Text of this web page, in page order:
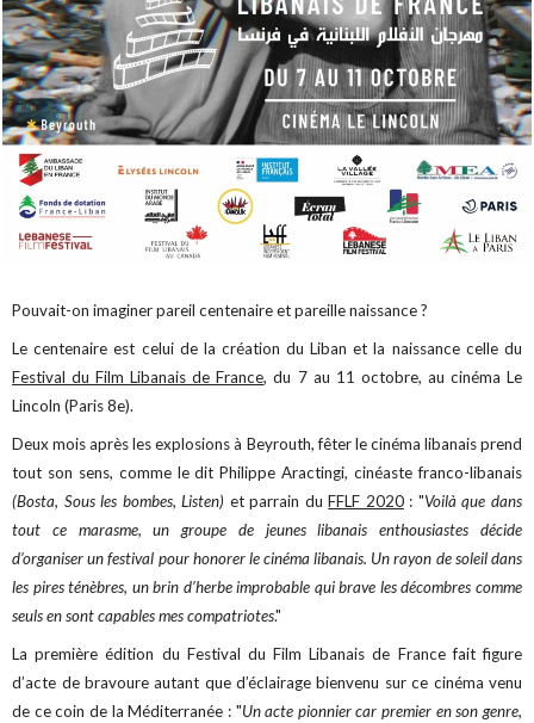
Pouvait-on imaginer pareil centenaire et pareille naissance ?
Le centenaire est celui de la création du Liban et la naissance celle du
Festival du Film Libanais de France, du 7 au 11 octobre, au cinéma Le
Lincoln (Paris 8e).
Deux mois après les explosions à Beyrouth, fêter le cinéma libanais prend
tout son sens, comme le dit Philippe Aractingi, cinéaste franco-libanais
(Bosta, Sous les bombes,Listen) et parrain duFFLF 2020: "Voilà que dans
tout ce marasme, un groupe de jeunes libanais enthousiastes décide
d’organiser un festival pour honorer le cinéma libanais. Un rayon de soleil dans
les pires ténèbres, un brin d’herbe improbable qui brave les décombres comme
seuls en sont capables mes compatriotes."
La première édition du Festival du Film Libanais de France fait figure
d’acte de bravoure autant que d’éclairage bienvenu sur ce cinéma venu
de ce coin de la Méditerranée : "Un acte pionnier car premier en son genre,